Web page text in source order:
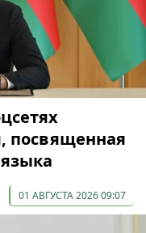
посвященная
01 АВГУСТА 2026 09:07